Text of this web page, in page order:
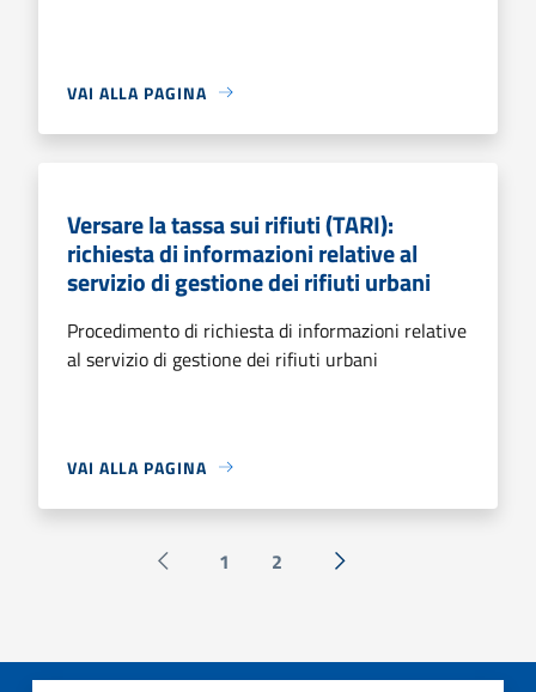
VAI ALLA PAGINA
Versare la tassa sui rifiuti (TARI):
richiesta di informazioni relative al
servizio di gestione dei rifiuti urbani
Procedimento di richiesta di informazioni relative
al servizio di gestione dei rifiuti urbani
VAI ALLA PAGINA
Pagina precedente
1 2 Successiva »